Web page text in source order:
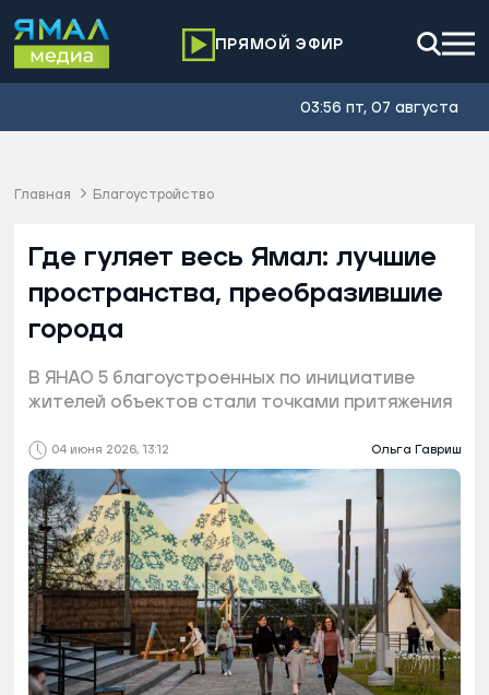
ПРЯМОЙ ЭФИР
03:56 пт, 07 августа
Главная Благоустройство
04 июня 2026, 13:12 Ольга Гавриш
Где гуляет весь Ямал: лучшие
пространства, преобразившие
города
В ЯНАО 5 благоустроенных по инициативе
жителей объектов стали точками притяжения